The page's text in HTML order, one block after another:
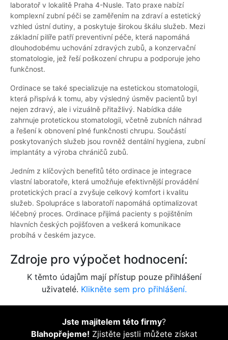
laboratoř v lokalitě Praha 4-Nusle. Tato praxe nabízí
komplexní zubní péči se zaměřením na zdraví a estetický
vzhled ústní dutiny, a poskytuje širokou škálu služeb. Mezi
základní pilíře patří preventivní péče, která napomáhá
dlouhodobému uchování zdravých zubů, a konzervační
stomatologie, jež řeší poškození chrupu a podporuje jeho
funkčnost.
Ordinace se také specializuje na estetickou stomatologii,
která přispívá k tomu, aby výsledný úsměv pacientů byl
nejen zdravý, ale i vizuálně přitažlivý. Nabídka dále
zahrnuje protetickou stomatologii, včetně zubních náhrad
a řešení k obnovení plné funkčnosti chrupu. Součástí
poskytovaných služeb jsou rovněž dentální hygiena, zubní
implantáty a výroba chráničů zubů.
Jedním z klíčových benefitů této ordinace je integrace
vlastní laboratoře, která umožňuje efektivnější provádění
protetických prací a zvyšuje celkový komfort i kvalitu
služeb. Spolupráce s laboratoří napomáhá optimalizovat
léčebný proces. Ordinace přijímá pacienty s pojištěním
hlavních českých pojišťoven a veškerá komunikace
probíhá v českém jazyce.
Zdroje pro výpočet hodnocení:
K těmto údajům mají přístup pouze přihlášení
uživatelé. Klikněte sem pro přihlášení.
Jste majitelem této firmy?
Blahopřejeme! Zjistěte jestli můžete získat